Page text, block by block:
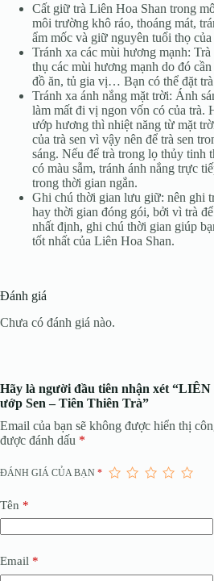
Cất giữ trà Liên Hoa Shan trong
môi trường khô ráo, thoáng mát,
ẩm mốc và giữ nguyên tuổi thọ của
Tránh xa các mùi hương mạnh:
thụ các mùi hương mạnh do đó
đồ ăn, tủ gia vị… Bạn có thể đặt trà
Tránh xa ánh nắng mặt trời: Ánh
làm mất đi vị ngon vốn có của trà.
ướp hương thì nhiệt năng từ mặt
của trà sen vì vậy nên để trà sen
sáng. Nếu để trà trong lọ thủy tinh
có màu sẫm, tránh ánh nắng trực
trong thời gian ngắn.
Ghi chú thời gian lưu giữ: nên ghi
hay thời gian đóng gói, bởi vì trà
nhất định, ghi chú thời gian giúp
tốt nhất của Liên Hoa Shan.
Đánh giá
Chưa có đánh giá nào.
Hãy là người đầu tiên nhận xét
ướp Sen – Tiên Thiên Trà”
Email của bạn sẽ không được hiển thị
được đánh dấu *
ĐÁNH GIÁ CỦA BẠN *
Tên *
Email *